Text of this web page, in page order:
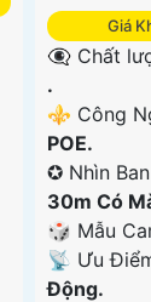
Giá
👁️‍🗨 Chất
.
⚜️ Công
POE.
✪ Nhìn
30m Có
🎲 Mẫu
️📡 Ưu
Động.